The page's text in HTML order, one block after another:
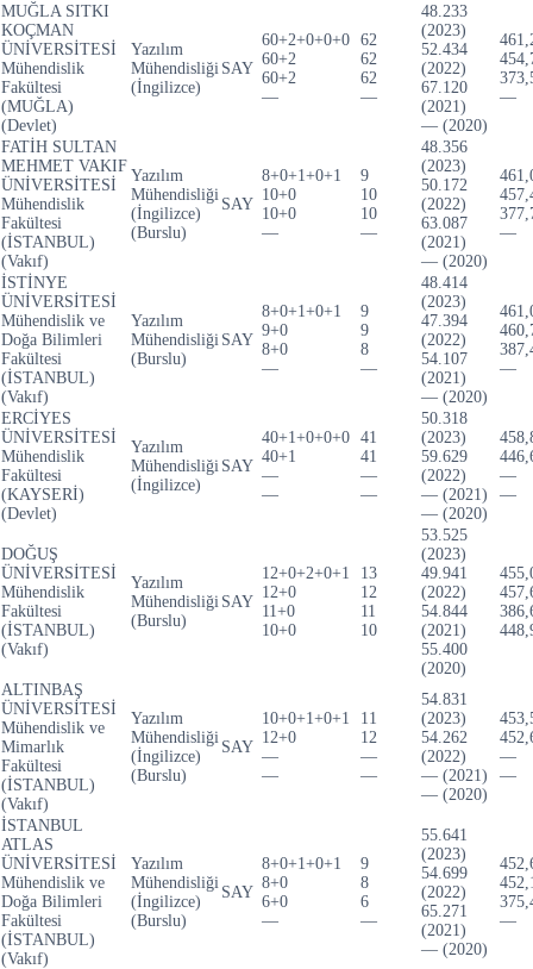
MUĞLA SITKI
KOÇMAN
ÜNİVERSİTESİ
Mühendislik
Fakültesi
(MUĞLA)
(Devlet)
Yazılım
Mühendisliği
(İngilizce)
SAY
60+2+0+0+0
60+2
60+2
—
62
62
62
—
48.233
(2023)
52.434
(2022)
67.120
(2021)
— (2020)
—
FATİH SULTAN
MEHMET VAKIF
ÜNİVERSİTESİ
Mühendislik
Fakültesi
(İSTANBUL)
(Vakıf)
Yazılım
Mühendisliği
(İngilizce)
(Burslu)
SAY
8+0+1+0+1
10+0
10+0
—
9
10
10
—
48.356
(2023)
50.172
(2022)
63.087
(2021)
— (2020)
—
İSTİNYE
ÜNİVERSİTESİ
Mühendislik ve
Doğa Bilimleri
Fakültesi
(İSTANBUL)
(Vakıf)
Yazılım
Mühendisliği
(Burslu)
SAY
8+0+1+0+1
9+0
8+0
—
9
9
8
—
48.414
(2023)
47.394
(2022)
54.107
(2021)
— (2020)
—
ERCİYES
ÜNİVERSİTESİ
Mühendislik
Fakültesi
(KAYSERİ)
(Devlet)
Yazılım
Mühendisliği
(İngilizce)
SAY
40+1+0+0+0
40+1
—
—
41
41
—
—
50.318
(2023)
59.629
(2022)
— (2021)
— (2020)
—
—
DOĞUŞ
ÜNİVERSİTESİ
Mühendislik
Fakültesi
(İSTANBUL)
(Vakıf)
Yazılım
Mühendisliği
(Burslu)
SAY
12+0+2+0+1
12+0
11+0
10+0
13
12
11
10
53.525
(2023)
49.941
(2022)
54.844
(2021)
55.400
(2020)
ALTINBAŞ
ÜNİVERSİTESİ
Mühendislik ve
Mimarlık
Fakültesi
(İSTANBUL)
(Vakıf)
Yazılım
Mühendisliği
(İngilizce)
(Burslu)
SAY
10+0+1+0+1
12+0
—
—
11
12
—
—
54.831
(2023)
54.262
(2022)
— (2021)
— (2020)
—
—
İSTANBUL
ATLAS
ÜNİVERSİTESİ
Mühendislik ve
Doğa Bilimleri
Fakültesi
(İSTANBUL)
(Vakıf)
Yazılım
Mühendisliği
(İngilizce)
(Burslu)
SAY
8+0+1+0+1
8+0
6+0
—
9
8
6
—
55.641
(2023)
54.699
(2022)
65.271
(2021)
— (2020)
—